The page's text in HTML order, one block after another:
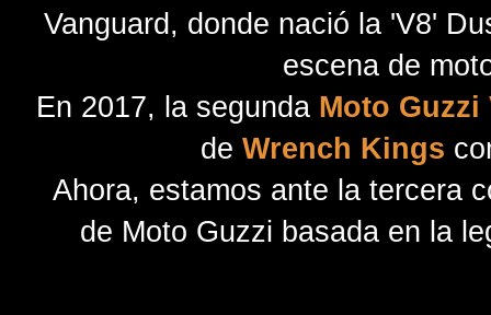
Vanguard, donde nació la 'V8'
escena de
En 2017, la segunda Moto Guzzi
de Wrench Kings
Ahora, estamos ante la tercera
de Moto Guzzi basada en la